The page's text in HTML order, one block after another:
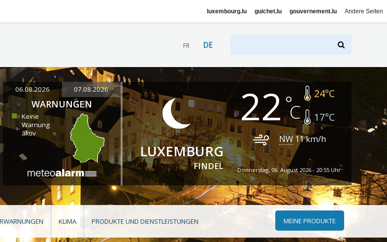
luxembourg.lu guichet.lu gouvernement.lu Andere Seiten
FR DE
06.08.2026 07.08.2026
WARNUNGEN
Keine
Warnung
aktiv
LUXEMBURG
FINDEL
22 24°C
17°C
NW 11km/h
Donnerstag, 06. August 2026 - 20:55 Uhr
KLIMA PRODUKTE UND DIENSTLEISTUNGEN MEINE PRODUKTE